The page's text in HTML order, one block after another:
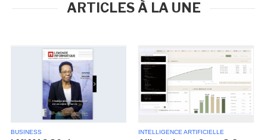
ARTICLES À LA UNE
BUSINESS INTELLIGENCE ARTIFICIELLE